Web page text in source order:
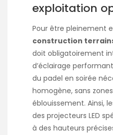
exploitation
Pour être pleinement
construction
doit obligatoirement
d’éclairage
du padel en soirée
homogène, sans
éblouissement. Ainsi,
des projecteurs LED
à des hauteurs